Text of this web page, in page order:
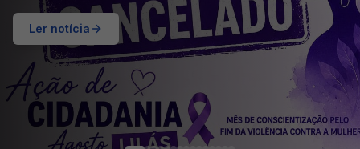
Ler notícia